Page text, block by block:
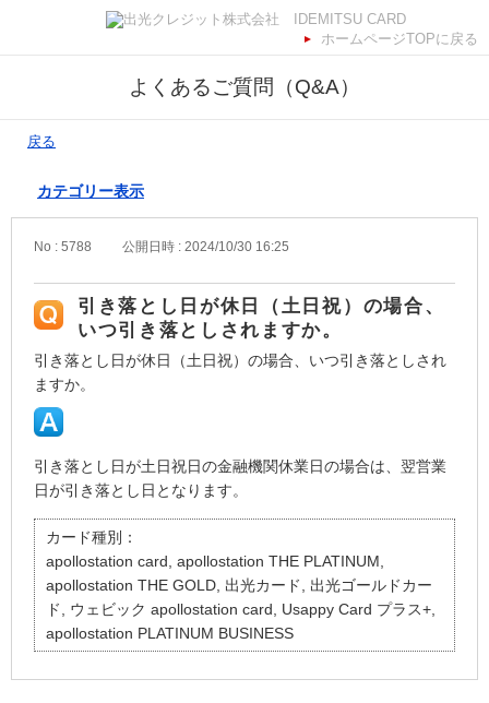
ホームページTOPに戻る
よくあるご質問（Q&A）
戻る
カテゴリー表示
No : 5788 公開日時 : 2024/10/30 16:25
引き落とし日が休日（土日祝）の場合、
いつ引き落としされますか。
引き落とし日が休日（土日祝）の場合、いつ引き落としされ
ますか。
引き落とし日が土日祝日の金融機関休業日の場合は、翌営業
日が引き落とし日となります。
カード種別：
apollostation card, apollostation THE PLATINUM,
apollostation THE GOLD, 出光カード, 出光ゴールドカー
ド, ウェビック apollostation card, Usappy Card プラス+,
apollostation PLATINUM BUSINESS